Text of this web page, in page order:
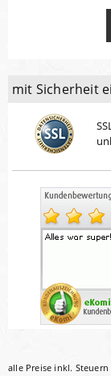
mit Sicherheit
alle Preise inkl. Steuern